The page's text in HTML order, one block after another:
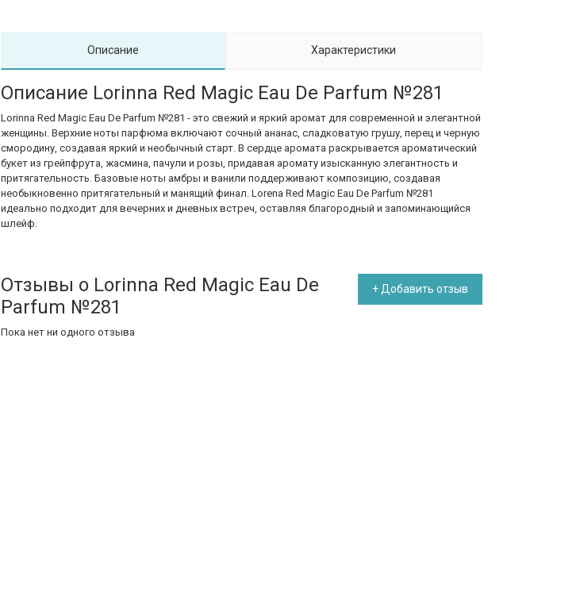
Описание Характеристики
Описание Lorinna Red Magic Eau De Parfum №281
Lorinna Red Magic Eau De Parfum №281 - это свежий и яркий аромат для современной и элегантной
женщины. Верхние ноты парфюма включают сочный ананас, сладковатую грушу, перец и черную
смородину, создавая яркий и необычный старт. В сердце аромата раскрывается ароматический
букет из грейпфрута, жасмина, пачули и розы, придавая аромату изысканную элегантность и
притягательность. Базовые ноты амбры и ванили поддерживают композицию, создавая
необыкновенно притягательный и манящий финал. Lorena Red Magic Eau De Parfum №281
идеально подходит для вечерних и дневных встреч, оставляя благородный и запоминающийся
шлейф.
Отзывы о Lorinna Red Magic Eau De
Parfum №281
+ Добавить отзыв
Пока нет ни одного отзыва